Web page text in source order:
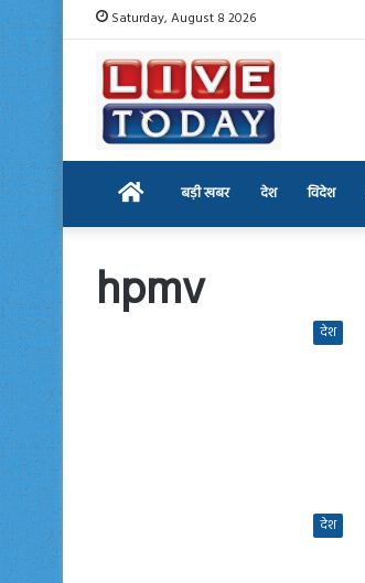
Saturday, August 8 2026
Home बड़ी खबर देश विदेश
hpmv
देश
देश